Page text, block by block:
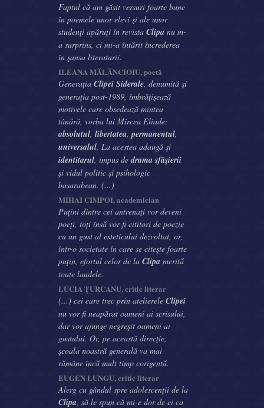
Faptul că am găsit versuri foarte bune
în poemele unor elevi şi ale unor
studenţi apăruţi în revista Clipa nu m-
a surprins, ci mi-a întărit încrederea
în şansa literaturii.
ILEANA MĂLĂNCIOIU, poetă
Generaţia Clipei Siderale, denumită şi
generaţia post-1989, îmbrăţişează
motivele care obsedează mintea
tânără, vorba lui Mircea Eliade:
absolutul, libertatea,permanentul,
universalul. La acestea adaugă şi
identitarul, impus dedrama sfâşierii
şi vidul politic şi psihologic
basarabean. (...)
MIHAI CIMPOI, academician
Puţini dintre cei antrenaţi vor deveni
poeţi, toţi însă vor fi cititori de poezie
cu un gust al esteticului dezvoltat, or,
într-o societate în care se citeşte foarte
puţin, efortul celor de la Clipa merită
toate laudele.
LUCIA ŢURCANU, critic literar
(...) cei care trec prin atelierele Clipei
nu vor fi neapărat oameni ai scrisului,
dar vor ajunge negreşit oameni ai
gustului. Or, pe această direcţie,
şcoala noastră generală va mai
rămâne încă mult timp corigentă.
EUGEN LUNGU, critic literar
Alerg cu gândul spre adolescenţii de la
Clipa, să le spun că mi-e dor de ei ca